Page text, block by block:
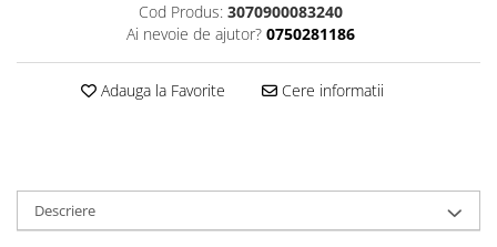
Cod Produs: 3070900083240
Ai nevoie de ajutor? 0750281186
Adauga la Favorite Cere informatii
Descriere